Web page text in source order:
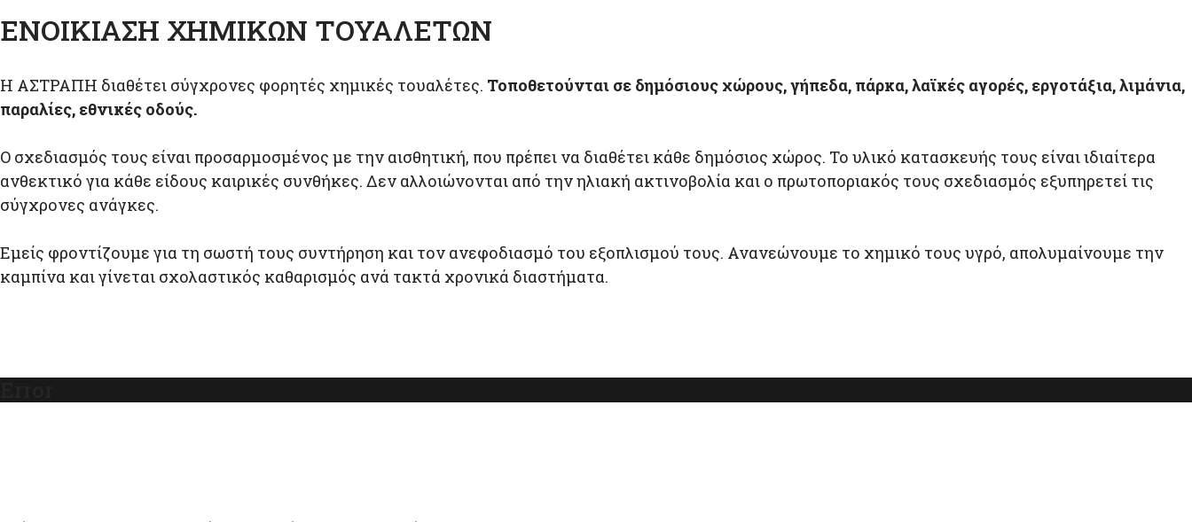
ΕΝΟΙΚΊΑΣΗ ΧΗΜΙΚΏΝ ΤΟΥΑΛΕΤΏΝ
Η ΑΣΤΡΑΠΗ διαθέτει σύγχρονες φορητές χημικές τουαλέτες. Τοποθετούνται σε δημόσιους χώρους, γήπεδα, πάρκα, λαϊκές αγορές, εργοτάξια, λιμάνια,
παραλίες, εθνικές οδούς.
Ο σχεδιασμός τους είναι προσαρμοσμένος με την αισθητική, που πρέπει να διαθέτει κάθε δημόσιος χώρος. Το υλικό κατασκευής τους είναι ιδιαίτερα
ανθεκτικό για κάθε είδους καιρικές συνθήκες. Δεν αλλοιώνονται από την ηλιακή ακτινοβολία και ο πρωτοποριακός τους σχεδιασμός εξυπηρετεί τις
σύγχρονες ανάγκες.
Εμείς φροντίζουμε για τη σωστή τους συντήρηση και τον ανεφοδιασμό του εξοπλισμού τους. Ανανεώνουμε το χημικό τους υγρό, απολυμαίνουμε την
καμπίνα και γίνεται σχολαστικός καθαρισμός ανά τακτά χρονικά διαστήματα.